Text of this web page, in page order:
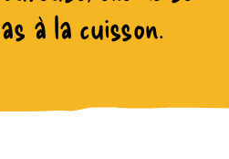
à la cuisson.